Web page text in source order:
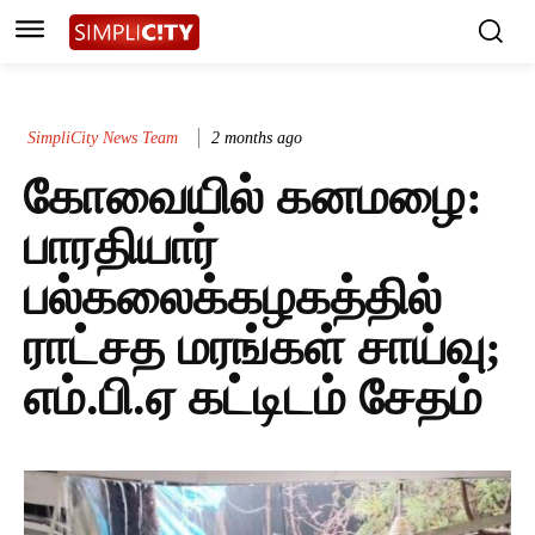
SimpliCity News Team 2 months ago
கோவையில் கனமழை:
பாரதியார்
பல்கலைக்கழகத்தில்
ராட்சத மரங்கள் சாய்வு;
எம்.பி.ஏ கட்டிடம் சேதம்